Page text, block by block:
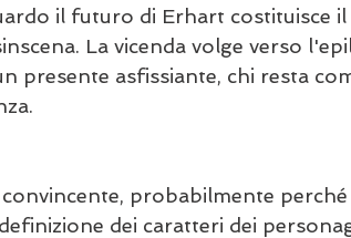
il futuro di Erhart costituisce
La vicenda volge verso
presente asfissiante, chi resta
probabilmente
dei caratteri dei